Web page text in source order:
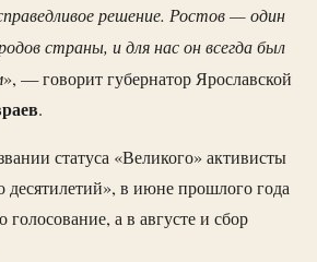
решение. Ростов — один
страны, и для нас он всегда был
», — говорит губернатор Ярославской
.
статуса «Великого» активисты
десятилетий», в июне прошлого года
голосование, а в августе и сбор